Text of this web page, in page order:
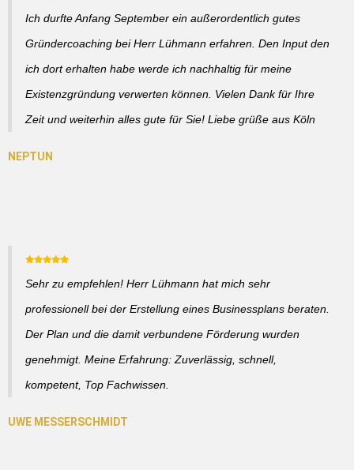
Ich durfte Anfang September ein außerordentlich gutes
Gründercoaching bei Herr Lühmann erfahren. Den Input den
ich dort erhalten habe werde ich nachhaltig für meine
Existenzgründung verwerten können. Vielen Dank für Ihre
Zeit und weiterhin alles gute für Sie! Liebe grüße aus Köln
Sehr zu empfehlen! Herr Lühmann hat mich sehr
professionell bei der Erstellung eines Businessplans beraten.
Der Plan und die damit verbundene Förderung wurden
genehmigt. Meine Erfahrung: Zuverlässig, schnell,
kompetent, Top Fachwissen.